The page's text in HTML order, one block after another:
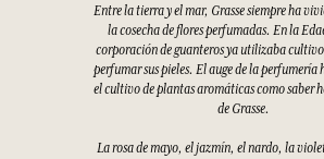
Entre la tierra y el mar, Grasse siempre ha
la cosecha de flores perfumadas. En la
corporación de guanteros ya utilizaba
perfumar sus pieles. El auge de la perfumería
el cultivo de plantas aromáticas como saber
de Grasse.
La rosa de mayo, el jazmín, el nardo, la